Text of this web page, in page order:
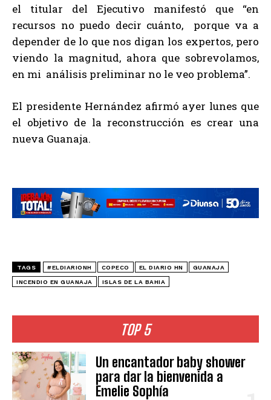
TOP 5
Un encantador baby shower
para dar la bienvenida a
Emelie Sophía
el titular del Ejecutivo manifestó que “en
recursos no puedo decir cuánto, porque va a
depender de lo que nos digan los expertos, pero
viendo la magnitud, ahora que sobrevolamos,
en mi análisis preliminar no le veo problema”.
El presidente Hernández afirmó ayer lunes que
el objetivo de la reconstrucción es crear una
nueva Guanaja.
TAGS #ELDIARIONH COPECO EL DIARIO HN GUANAJA
INCENDIO EN GUANAJA ISLAS DE LA BAHIA